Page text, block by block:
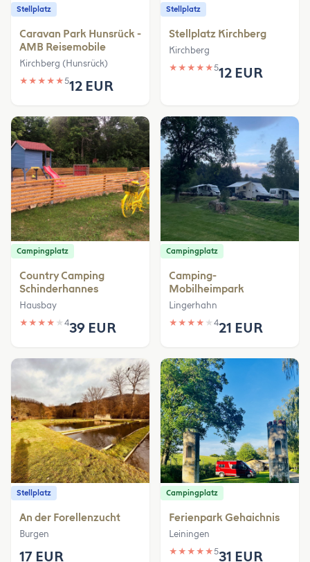
Stellplatz
Caravan Park Hunsrück -
AMB Reisemobile
Kirchberg (Hunsrück)
★ ★ ★ ★ ★512 EUR
Stellplatz
Stellplatz Kirchberg
Kirchberg
★ ★ ★ ★ ★512 EUR
Campingplatz
Country Camping
Schinderhannes
Hausbay
★ ★ ★ ★ ★ 439 EUR
Campingplatz
Camping-
Mobilheimpark
Lingerhahn
★ ★ ★ ★ ★ 421 EUR
Stellplatz
An der Forellenzucht
Burgen
17 EUR
Campingplatz
Ferienpark Gehaichnis
Leiningen
★ ★ ★ ★ ★531 EUR